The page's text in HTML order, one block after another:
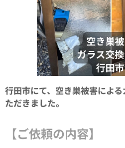
行田市にて、空き巣被害によ
ただきました。
【ご依頼の内容】